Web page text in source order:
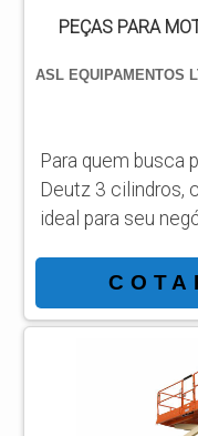
PEÇAS PARA
ASL EQUIPAMENTOS
Para quem busca
Deutz 3 cilindros,
ideal para seu
organização do
da área de atuação. Quando a busca é
peças para motor
melhor mão de
irá encontrar
rapidez no atendimento.